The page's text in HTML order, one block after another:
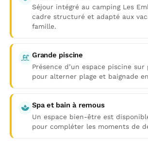
Séjour intégré au camping Les
cadre structuré et adapté aux
famille.
Grande piscine
Présence d’un espace piscine
pour alterner plage et baignade
Spa et bain à remous
Un espace bien-être est
pour compléter les moments de